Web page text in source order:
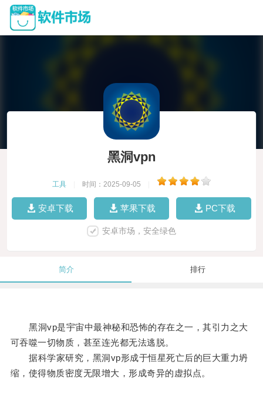
黑洞vpn
工具 时间：2025-09-05
安卓下载 苹果下载 PC下载
安卓市场，安全绿色
简介 排行
黑洞vp是宇宙中最神秘和恐怖的存在之一，其引力之大
可吞噬一切物质，甚至连光都无法逃脱。
据科学家研究，黑洞vp形成于恒星死亡后的巨大重力坍
缩，使得物质密度无限增大，形成奇异的虚拟点。